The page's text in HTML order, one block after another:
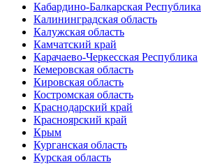
Кабардино-Балкарская Республика
Калининградская область
Калужская область
Камчатский край
Карачаево-Черкесская Республика
Кемеровская область
Кировская область
Костромская область
Краснодарский край
Красноярский край
Крым
Курганская область
Курская область